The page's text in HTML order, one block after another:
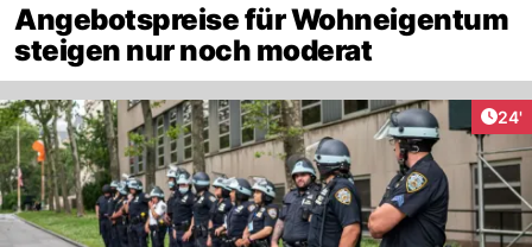
Angebotspreise für Wohneigentum
steigen nur noch moderat
24'